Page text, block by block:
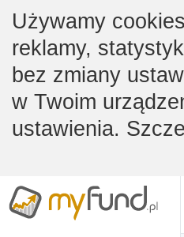
Używamy
reklamy,
bez zmiany
w Twoim
ustawienia.